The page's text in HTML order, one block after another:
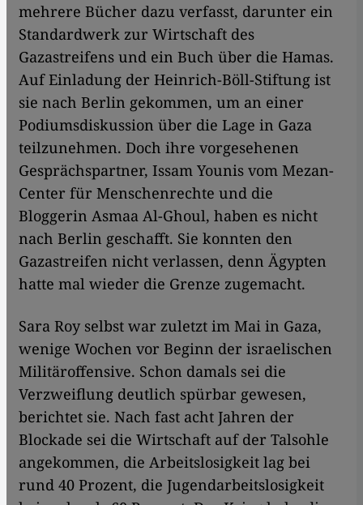
mehrere Bücher dazu verfasst, darunter ein
Standardwerk zur Wirtschaft des
Gazastreifens und ein Buch über die Hamas.
Auf Einladung der Heinrich-Böll-Stiftung ist
sie nach Berlin gekommen, um an einer
Podiumsdiskussion über die Lage in Gaza
teilzunehmen. Doch ihre vorgesehenen
Gesprächspartner, Issam Younis vom Mezan-
Center für Menschenrechte und die
Bloggerin Asmaa Al-Ghoul, haben es nicht
nach Berlin geschafft. Sie konnten den
Gazastreifen nicht verlassen, denn Ägypten
hatte mal wieder die Grenze zugemacht.
Sara Roy selbst war zuletzt im Mai in Gaza,
wenige Wochen vor Beginn der israelischen
Militäroffensive. Schon damals sei die
Verzweiflung deutlich spürbar gewesen,
berichtet sie. Nach fast acht Jahren der
Blockade sei die Wirtschaft auf der Talsohle
angekommen, die Arbeitslosigkeit lag bei
rund 40 Prozent, die Jugendarbeitslosigkeit